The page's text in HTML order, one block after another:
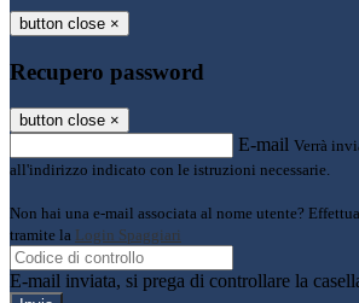
button close ×
Recupero password
button close ×
E-mail Verrà
all'indirizzo indicato con le istruzioni necessarie.
Non hai una e-mail associata al nome utente?
tramite la Login Spaggiari
E-mail inviata, si prega di controllare la